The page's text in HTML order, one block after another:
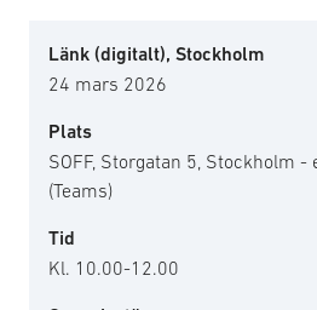
Länk (digitalt), Stockholm
24 mars 2026
Plats
SOFF, Storgatan 5, Stockholm
(Teams)
Tid
Kl. 10.00-12.00